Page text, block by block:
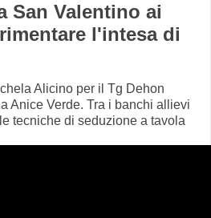
San Valentino ai
l'intesa di
Alicino per il Tg Dehon
Anice Verde. Tra i banchi allievi
tecniche di seduzione a tavola